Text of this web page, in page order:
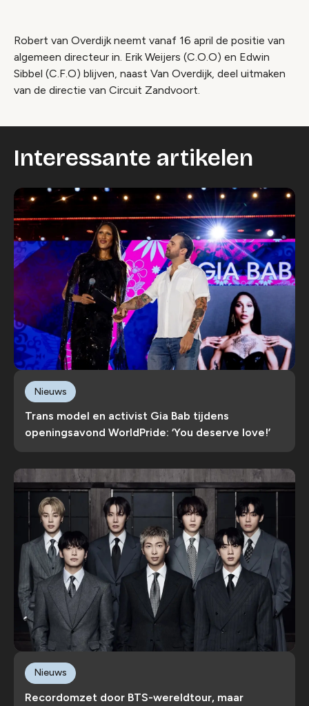
Robert van Overdijk neemt vanaf 16 april de positie van
algemeen directeur in. Erik Weijers (C.O.O) en Edwin
Sibbel (C.F.O) blijven, naast Van Overdijk, deel uitmaken
van de directie van Circuit Zandvoort.
Interessante artikelen
Trans model en activist Gia Bab tijdens
openingsavond WorldPride: ‘You deserve love!’
Nieuws
Recordomzet door BTS-wereldtour, maar
Nieuws